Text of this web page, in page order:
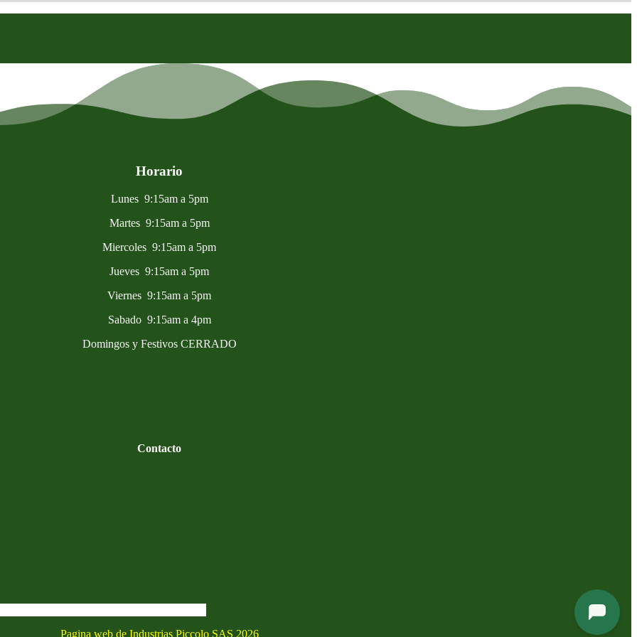
Horario
Lunes 9:15am a 5pm
Martes 9:15am a 5pm
Miercoles 9:15am a 5pm
Jueves 9:15am a 5pm
Viernes 9:15am a 5pm
Sabado 9:15am a 4pm
Domingos y Festivos CERRADO
Contacto
Pagina web de Industrias Piccolo SAS 2026